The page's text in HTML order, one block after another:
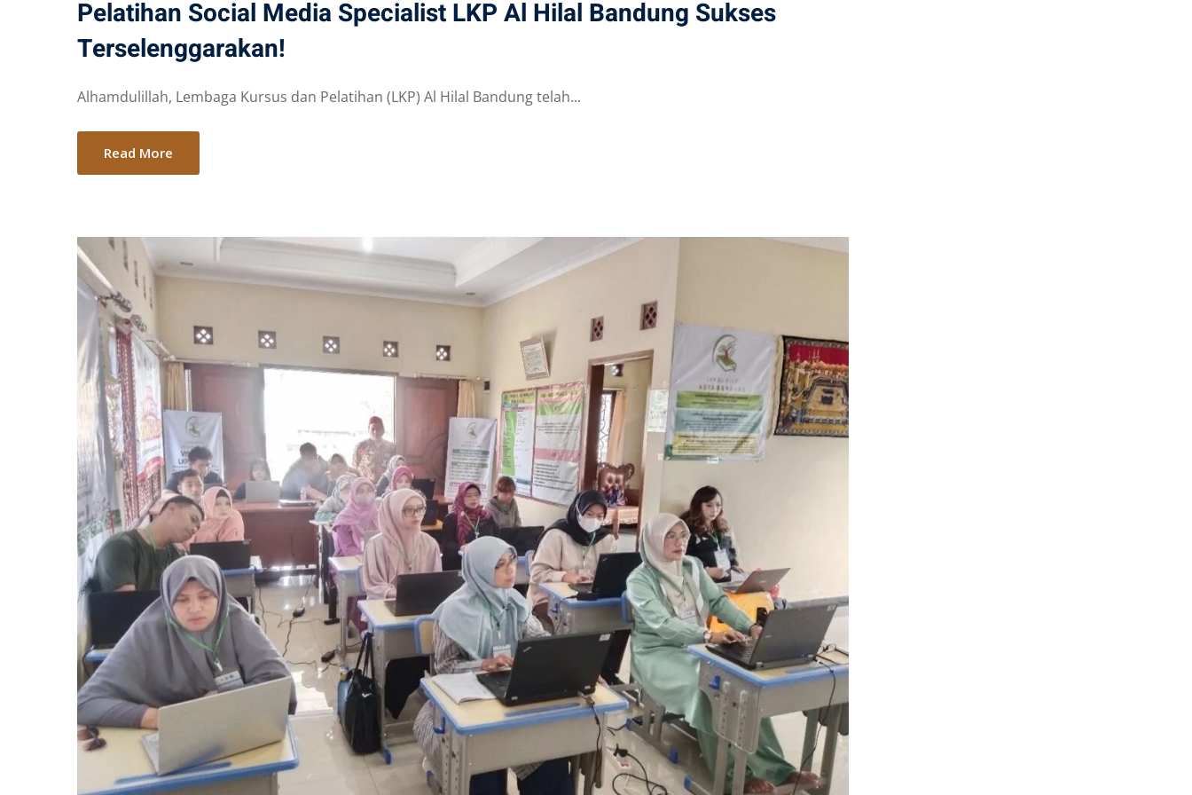
Pelatihan Social Media Specialist LKP Al Hilal Bandung Sukses
Terselenggarakan!
Alhamdulillah, Lembaga Kursus dan Pelatihan (LKP) Al Hilal Bandung telah...
Read More